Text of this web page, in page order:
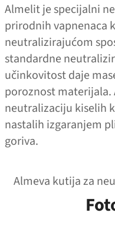
Almelit je specijalni
prirodnih vapnenaca
neutralizirajućom
standardne
učinkovitost daje
poroznost
neutralizaciju kiselih
nastalih izgaranjem
goriva.
Almeva kutija za